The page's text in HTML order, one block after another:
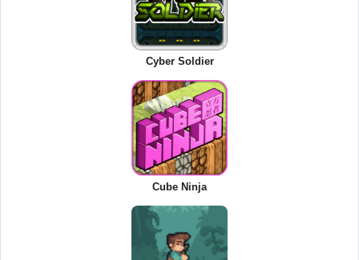
Cyber Soldier
Cube Ninja